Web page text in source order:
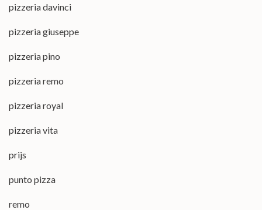
pizzeria davinci
pizzeria giuseppe
pizzeria pino
pizzeria remo
pizzeria royal
pizzeria vita
prijs
punto pizza
remo